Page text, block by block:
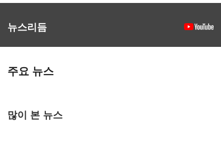
뉴스리듬
주요 뉴스
많이 본 뉴스